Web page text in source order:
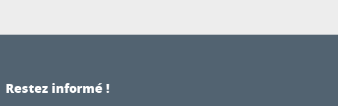
Restez informé !